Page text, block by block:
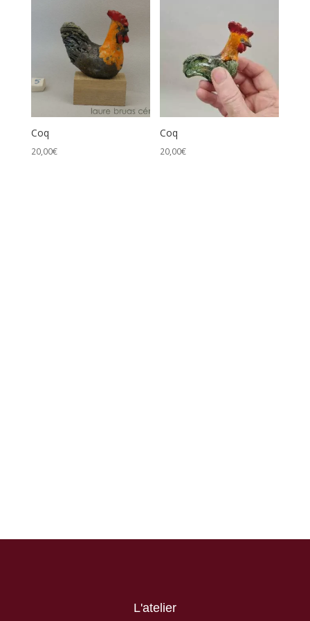
prix
croissant
Coq
20,00€
Coq
20,00€
L'atelier